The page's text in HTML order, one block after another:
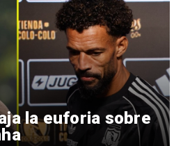
la euforia sobre